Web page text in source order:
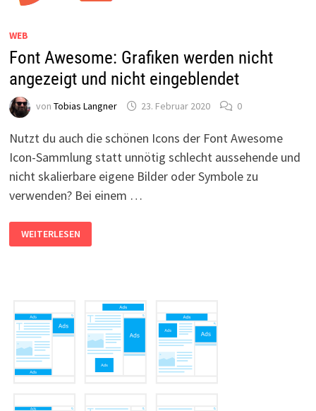
WEB
Font Awesome: Grafiken werden nicht
angezeigt und nicht eingeblendet
von Tobias Langner 23. Februar 2020 0
Nutzt du auch die schönen Icons der Font Awesome
Icon-Sammlung statt unnötig schlecht aussehende und
nicht skalierbare eigene Bilder oder Symbole zu
verwenden? Bei einem …
FONT
AWESOME:
GRAFIKEN
WEITERLESEN